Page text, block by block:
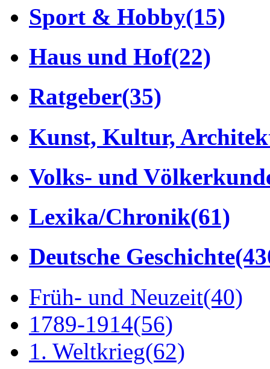
Sport & Hobby(15)
Haus und Hof(22)
Ratgeber(35)
Kunst, Kultur,
Volks- und
Lexika/Chronik(61)
Deutsche Geschichte
Früh- und Neuzeit(40)
1789-1914(56)
1. Weltkrieg(62)